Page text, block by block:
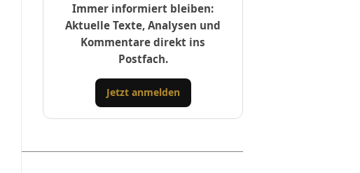
Immer informiert bleiben:
Aktuelle Texte, Analysen und
Kommentare direkt ins
Postfach.
Jetzt anmelden